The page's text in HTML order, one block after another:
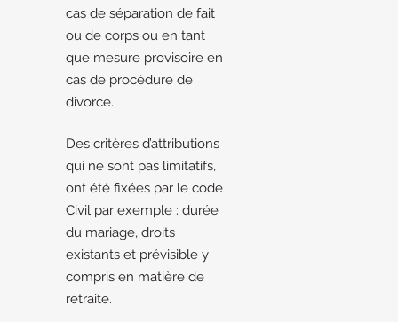
cas de séparation de fait
ou de corps ou en tant
que mesure provisoire en
cas de procédure de
divorce.
Des critères d’attributions
qui ne sont pas limitatifs,
ont été fixées par le code
Civil par exemple : durée
du mariage, droits
existants et prévisible y
compris en matière de
retraite.